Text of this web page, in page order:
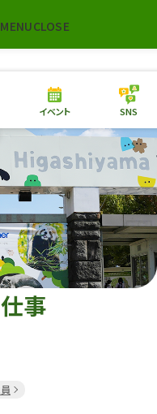
MENUCLOSE
本日の開園情報 チケ
園内MAP イベント
総合案内
物園 植物園
生プラン
東山動植物園
への支援
境教育
イベント SNS
事